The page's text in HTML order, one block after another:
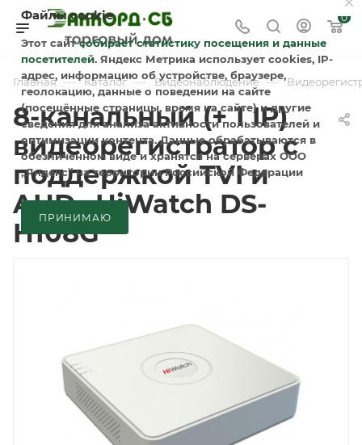
0
Главная — Каталог — Видеонаблюдение —
8-канальный (+ 1 IP)
видеорегистратор с
поддержкой TVI и
AHD– HiWatch DS-
H108G
Файлы cookie
Этот сайтсобирает статистику посещения и данные
посетителей. Яндекс Метрика использует cookies, IP-
адрес, информацию об устройстве, браузере,
геолокацию, данные о поведении на сайте
(посещённые страницы, время на сайте) и другие
сведения для анализа активности пользователей и
оптимизации контента. Данные обрабатываются в
обезличенном виде и хранятся на серверах ООО
„Яндекс“ на территории Российской Федерации
ПРИНИМАЮ